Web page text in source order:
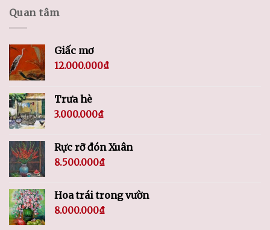
Quan tâm
Giấc mơ
12.000.000₫
Trưa hè
3.000.000₫
Rực rỡ đón Xuân
8.500.000₫
Hoa trái trong vườn
8.000.000₫